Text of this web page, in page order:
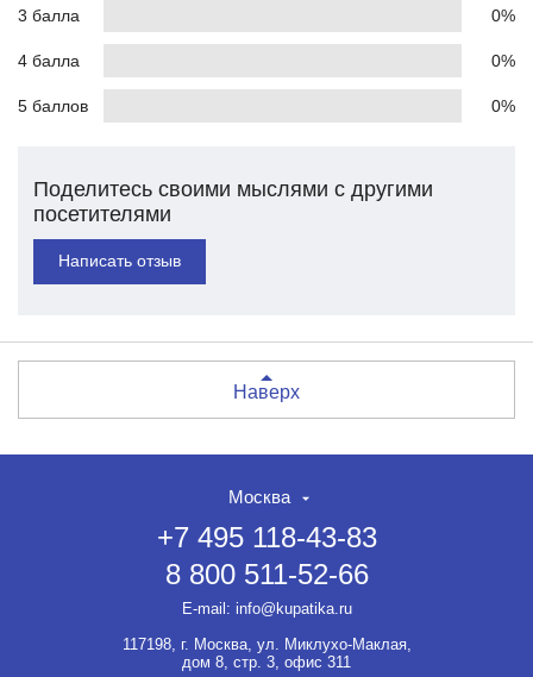
3 балла 0%
4 балла 0%
5 баллов 0%
Поделитесь своими мыслями с другими
посетителями
Написать отзыв
Наверх
Москва
+7 495 118-43-83
8 800 511-52-66
E-mail: info@kupatika.ru
117198, г. Москва, ул. Миклухо-Маклая,
дом 8, стр. 3, офис 311